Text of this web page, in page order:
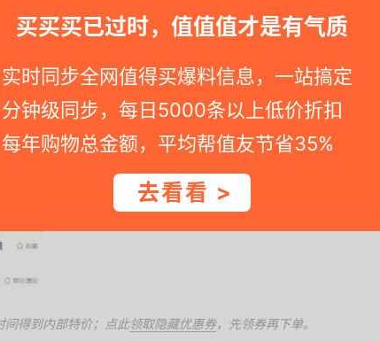
买买买已过时，值值值才是有气质
实时同步全网值得买爆料信息，一站搞定
分钟级同步，每日5000条以上低价折扣
每年购物总金额，平均帮值友节省35%
去看看 >
，1头牛仅约5%可取，蛋白质含量高达67%，3斤鲜
包装。
间得到内部特价；点此领取隐藏优惠券，先领券再下单。